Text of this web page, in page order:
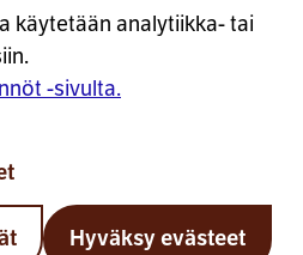
käytetään analytiikka- tai
-sivulta.
Hyväksy evästeet